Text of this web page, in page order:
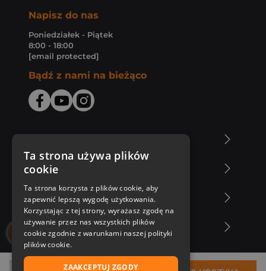
Napisz do nas
Poniedziałek - Piątek
8:00 - 18:00
[email protected]
Bądź z nami na bieżąco
Zakupy u nas
Nasza oferta
Nasi autorzy
Ta strona używa plików
cookie
Ta strona korzysta z plików cookie, aby
zapewnić lepszą wygodę użytkowania.
Korzystając z tej strony, wyrażasz zgodę na
używanie przez nas wszystkich plików
cookie zgodnie z warunkami naszej polityki
plików cookie.
ZAAKCEPTUJ ZGODY